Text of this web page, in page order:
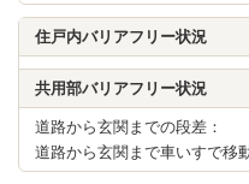
住戸内バリアフリー状況
共用部バリアフリー状況
道路から玄関までの段差：
道路から玄関まで車いすで移